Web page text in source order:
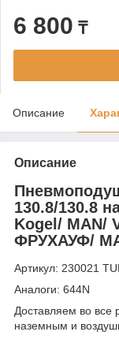
6 800 ₸
Описание
Описание
130.8/130.8
Kogel/ MAN/
ФРУХАУФ/
Артикул: 230021
Аналоги: 644N
Доставляем во все
наземным и